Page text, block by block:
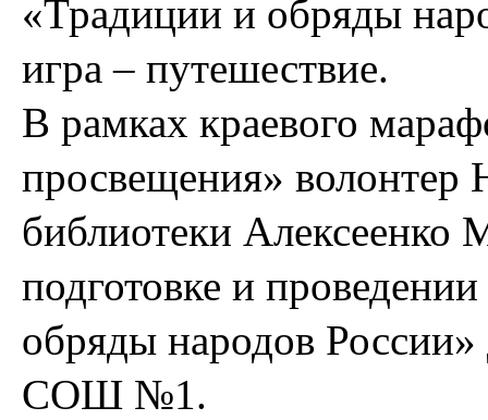
«Традиции и обряды
игра – путешествие.
В рамках краевого
просвещения» волонтер
библиотеки Алексеенко
подготовке и
обряды народов
СОШ №1.